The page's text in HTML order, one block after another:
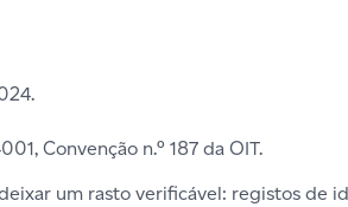
Convenção n.º 187 da OIT.
um rasto verificável: registos